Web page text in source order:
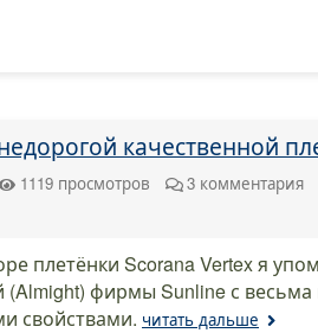
качественной
1119 просмотров 3 комментария
плетёнки Scorana Vertex я
фирмы Sunline с
свойствами. читать дальше